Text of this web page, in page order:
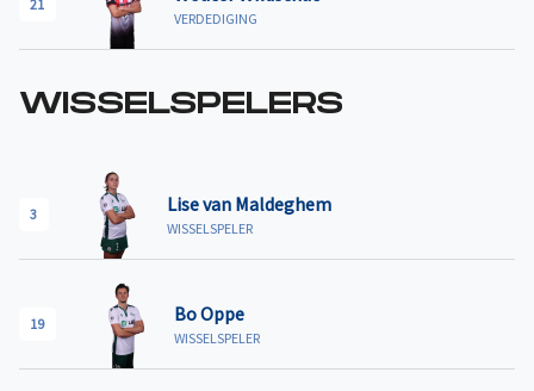
21
VERDEDIGING
WISSELSPELERS
3 Lise van Maldeghem
WISSELSPELER
19 Bo Oppe
WISSELSPELER